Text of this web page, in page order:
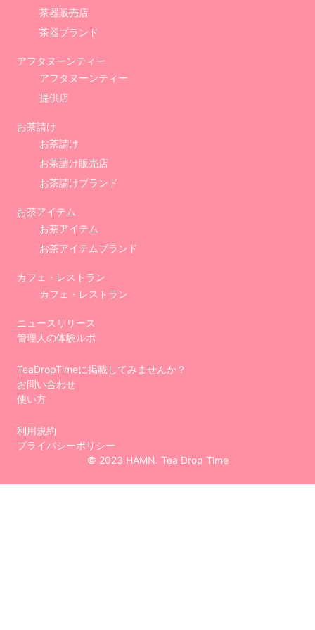
茶器販売店
茶器ブランド
アフタヌーンティー
アフタヌーンティー
提供店
お茶請け
お茶請け
お茶請け販売店
お茶請けブランド
お茶アイテム
お茶アイテム
お茶アイテムブランド
カフェ・レストラン
カフェ・レストラン
ニュースリリース
管理人の体験ルポ
TeaDropTimeに掲載してみませんか？
お問い合わせ
使い方
利用規約
プライバシーポリシー
© 2023 HAMN. Tea Drop Time